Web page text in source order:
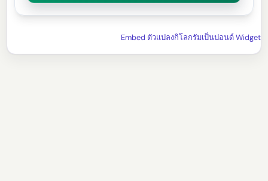
Embed ตัวแปลงกิโลกรัมเป็นปอนด์ Widget